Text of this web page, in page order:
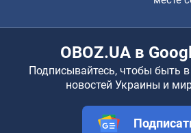
OBOZ.UA в
Подписывайтесь, чтобы быть
новостей Украины и